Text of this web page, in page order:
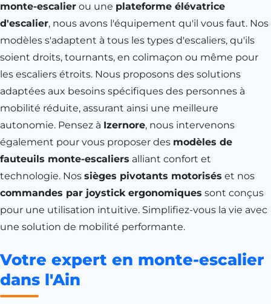
monte-escalier ou une plateforme élévatrice
d'escalier, nous avons l'équipement qu'il vous faut. Nos
modèles s'adaptent à tous les types d'escaliers, qu'ils
soient droits, tournants, en colimaçon ou même pour
les escaliers étroits. Nous proposons des solutions
adaptées aux besoins spécifiques des personnes à
mobilité réduite, assurant ainsi une meilleure
autonomie. Pensez à Izernore, nous intervenons
également pour vous proposer des modèles de
fauteuils monte-escaliers alliant confort et
technologie. Nos sièges pivotants motorisés et nos
commandes par joystick ergonomiques sont conçus
pour une utilisation intuitive. Simplifiez-vous la vie avec
une solution de mobilité performante.
Votre expert en monte-escalier
dans l'Ain